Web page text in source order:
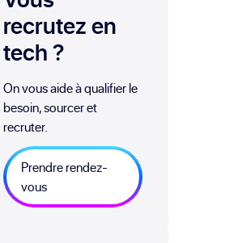
recrutez en
tech?
On vous aide à qualifier le
besoin, sourcer et
recruter.
Prendre rendez-
vous